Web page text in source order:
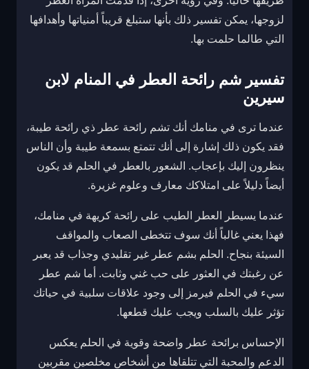
لزوجها، يمكن تفسير ذلك بأنها ستبلغ قريباً أمنياتها وأهدافها
التي طالما حلمت بها.
تفسير شم رائحة العطر في المنام لابن
سيرين
عندما ترى في منامك أنك تشم رائحة عطر ذي رائحة طيبة،
فقد يكون ذلك إشارة إلى أنك تتمتع بسمعة طيبة وأن الناس
ينظرون إليك بإعجاب. الشعور بالعطر في الحلم قد يكون
أيضاً دليلاً على امتلاكك معارف وعلوم غزيرة.
عندما يسيطر العطر الطيب على رائحة كريهة في منامك،
فهذا يعني غالباً أنك سوف تتخطى الصعاب والمواقف
السيئة بنجاح. الحلم بشم عطر غير تقليدي وجذاب قد يعبر
عن رغبتك في العثور على حب غني وثابت. أما شم عطر
سيء في الحلم فيرمز إلى وجود علاقات سلبية في حياتك
تؤثر عليك بالسلب ويجب عليك قطعها.
الإحساس برائحة عطر واضحة وقوية في الحلم يعكس
الدعم والمحبة التي تتلقاها من أشخاص مخلصين مقربين